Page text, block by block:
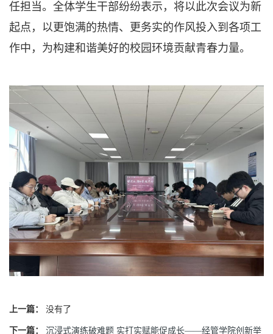
任担当。全体学生干部纷纷表示，将以此次会议为新
起点，以更饱满的热情、更务实的作风投入到各项工
作中，为构建和谐美好的校园环境贡献青春力量。
上一篇： 没有了
下一篇： 沉浸式演练破难题 实打实赋能促成长——经管学院创新举